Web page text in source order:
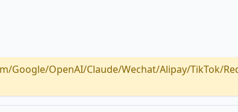
Google/OpenAI/Claude/Wechat/Alipay/TikTok/